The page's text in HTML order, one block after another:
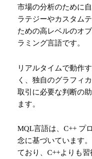
市場の分析のために
ラテジーやカスタム
ための高レベルのオ
ラミング言語です。
リアルタイムで動作
く、独自のグラフィ
取引に必要な判断の
ます。
MQL言語は、C++ プ
念に基づいています
ており、C++よりも